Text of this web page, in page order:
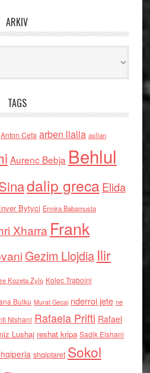
ARKIV
TAGS
Anton Cefa arben llalla asllan
Aurenc Bebja Behlul
dalip grecaElida
Bytyci Ermira Babamusta
Xharra Frank
Gezim Llojdia Ilir
Kozeta Zylo Kolec Traboini
Bulku Murat Gecaj nderroi jete ne
Nishani Rafaela Prifti Rafael
Lushaj reshat kripa Sadik Elshani
shqiptaret Sokol